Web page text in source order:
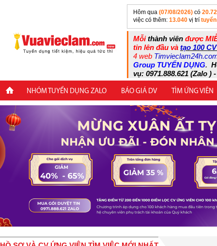
Hôm qua (07/08/2026) có
việc có thêm: 13.040 vị trí
Mỗithành viên được
tin lên đầu và tạo 100
4 web
Group TUYỂN DỤNG.
vụ: 0971.888.621 (Zalo )
NHÓM TUYỂN DỤNG ZALO BÁO GIÁ DV TÌM ỨNG VIÊN